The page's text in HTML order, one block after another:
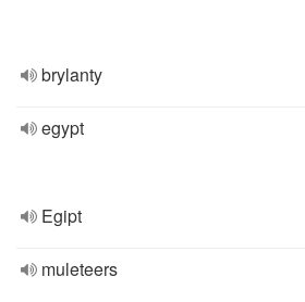
brylanty
egypt
Egipt
muleteers